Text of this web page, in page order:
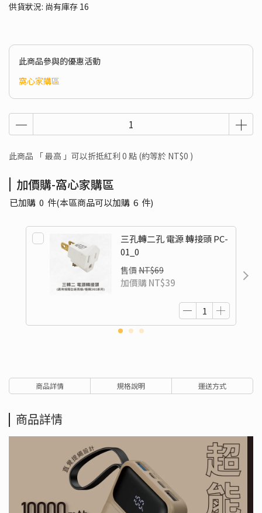
供貨狀況: 尚有庫存 16
此商品參與的優惠活動
窩心家購區
此商品 「 最高 」可以折抵紅利 0 點 (約等於 NT$0 )
加價購-窩心家購區
已加購 0 件(本區商品可以加購 6 件)
三孔轉二孔 電源 轉接頭 PC-
01_0
售價 NT$69
加價購NT$39
商品詳情 規格說明 運送方式
商品詳情